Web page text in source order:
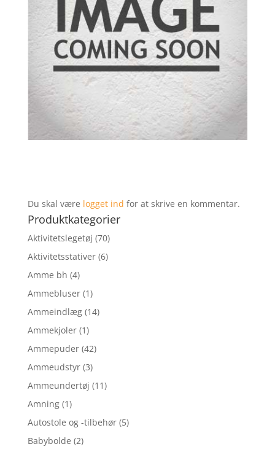
Du skal være logget ind for at skrive en kommentar.
Produktkategorier
Aktivitetslegetøj (70)
Aktivitetsstativer (6)
Amme bh (4)
Ammebluser (1)
Ammeindlæg (14)
Ammekjoler (1)
Ammepuder (42)
Ammeudstyr (3)
Ammeundertøj (11)
Amning (1)
Autostole og -tilbehør (5)
Babybolde (2)